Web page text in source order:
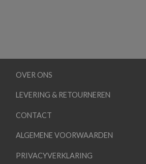
OVER ONS
LEVERING & RETOURNEREN
CONTACT
ALGEMENE VOORWAARDEN
PRIVACYVERKLARING